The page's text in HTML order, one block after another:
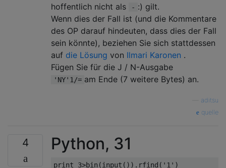
hoffentlich nicht als
- :) gilt.
Wenn dies der Fall ist (und die Kommentare
des OP darauf hindeuten, dass dies der Fall
sein könnte), beziehen Sie sich stattdessen
auf die Lösung von Ilmari Karonen .
Fügen Sie für die J / N-Ausgabe
'NY'1/= am Ende (7 weitere Bytes) an.
aditsu
quelle
4 Python, 31